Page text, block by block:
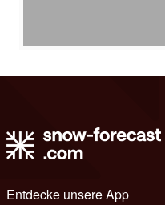
Entdecke unsere App